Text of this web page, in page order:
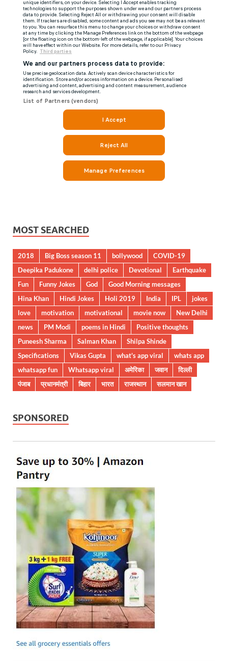
MOST SEARCHED
2018 Big Boss season 11 bollywood
COVID-19
Deepika Padukone
delhi police Devotional
Earthquake
Fun
Funny Jokes God
Good Morning messages
Hina Khan
Hindi Jokes Holi 2019 India IPL
jokes
love
motivation motivational movie now
New Delhi
news
PM Modi poems in Hindi
Positive thoughts
Puneesh Sharma
Salman Khan
Shilpa Shinde
Specifications
Vikas Gupta what's app viral
whats app
whatsapp fun
Whatsapp viral अमेरिका जवान
दिल्ली
पंजाब
प्रधानमंत्री बिहार भारत राजस्थान सलमान खान
SPONSORED